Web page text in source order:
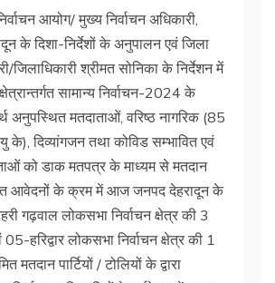
आयोग/ मुख्य निर्वाचन अधिकारी,
के दिशा-निर्देशों के अनुपालन एवं जिला
जिलाधिकारी श्रीमत सोनिका के निर्देशन में
सामान्य निर्वाचन-2024 के
अनुपस्थित मतदाताओं, वरिष्ठ नागरिक (85
दिव्यांगजन तथा कोविड सम्भावित एवं
को डाक मतपत्र के माध्यम से मतदान
आवेदनों के क्रम में आज जनपद देहरादून के
गढ़वाल लोकसभा निर्वाचन क्षेत्र की 3
हरिद्वार लोकसभा निर्वाचन क्षेत्र की 1
मतदान पार्टियों / टोलियों के द्वारा